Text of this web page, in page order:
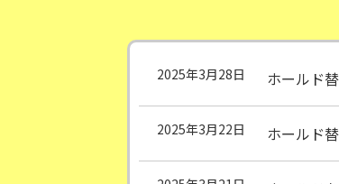
2025年3月28日 ホールド
2025年3月22日 ホールド